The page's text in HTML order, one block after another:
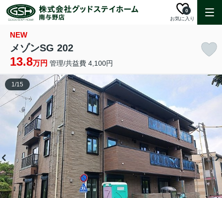
お気に入り
0
NEW
メゾンSG 202
13.8万円 管理/共益費 4,100円
1/15